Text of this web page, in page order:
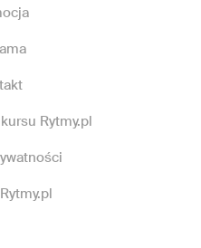
Rytmy.pl